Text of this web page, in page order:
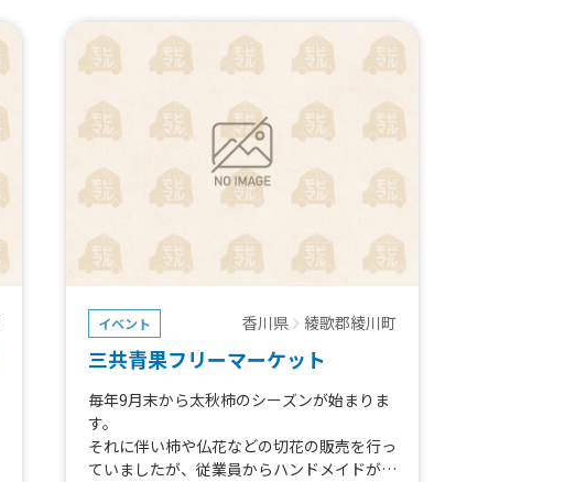
イベント 香川県 綾歌郡綾川町
三共青果フリーマーケット
毎年9月末から太秋柿のシーズンが始まりま
す。
それに伴い柿や仏花などの切花の販売を行っ
ていましたが、従業員からハンドメイドが好